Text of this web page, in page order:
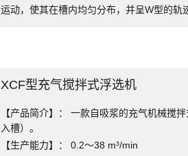
运动，使其在槽内均匀分布，并呈W型的轨
XCF型充气搅拌式浮选机
【产品简介】： 一款自吸浆的充气机械搅
入槽）。
【生产能力】： 0.2～38 m³/min